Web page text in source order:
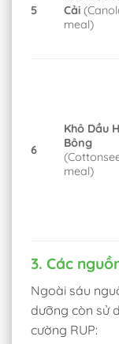
5
Cải
meal)
6
Khô Dầu
Bông
meal)
3. Các
Ngoài sáu
dưỡng còn sử
cường RUP: